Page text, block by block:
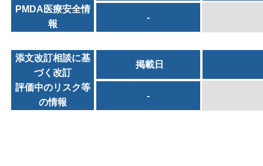
PMDA医療安全情
報
-
添文改訂相談に基
づく改訂
評価中のリスク等
の情報
掲載日
-